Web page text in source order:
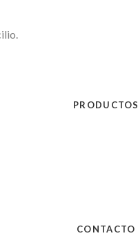
PRODUCTOS
CONTACTO